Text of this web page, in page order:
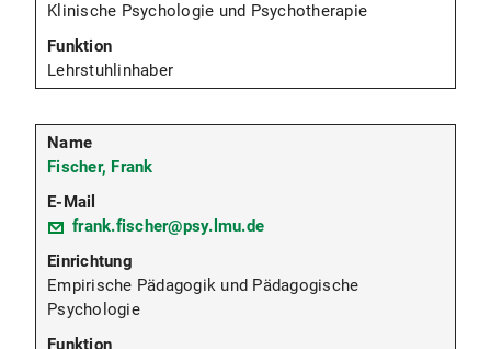
Klinische Psychologie und Psychotherapie
Lehrstuhlinhaber
Fischer, Frank
frank.fischer@psy.lmu.de
Empirische Pädagogik und Pädagogische
Psychologie